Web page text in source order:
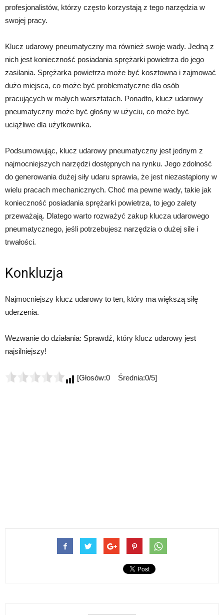
profesjonalistów, którzy często korzystają z tego narzędzia w
swojej pracy.
Klucz udarowy pneumatyczny ma również swoje wady. Jedną z
nich jest konieczność posiadania sprężarki powietrza do jego
zasilania. Sprężarka powietrza może być kosztowna i zajmować
dużo miejsca, co może być problematyczne dla osób
pracujących w małych warsztatach. Ponadto, klucz udarowy
pneumatyczny może być głośny w użyciu, co może być
uciążliwe dla użytkownika.
Podsumowując, klucz udarowy pneumatyczny jest jednym z
najmocniejszych narzędzi dostępnych na rynku. Jego zdolność
do generowania dużej siły udaru sprawia, że jest niezastąpiony w
wielu pracach mechanicznych. Choć ma pewne wady, takie jak
konieczność posiadania sprężarki powietrza, to jego zalety
przeważają. Dlatego warto rozważyć zakup klucza udarowego
pneumatycznego, jeśli potrzebujesz narzędzia o dużej sile i
trwałości.
Konkluzja
Najmocniejszy klucz udarowy to ten, który ma większą siłę
uderzenia.
Wezwanie do działania: Sprawdź, który klucz udarowy jest
najsilniejszy!
[Głosów:0 Średnia:0/5]